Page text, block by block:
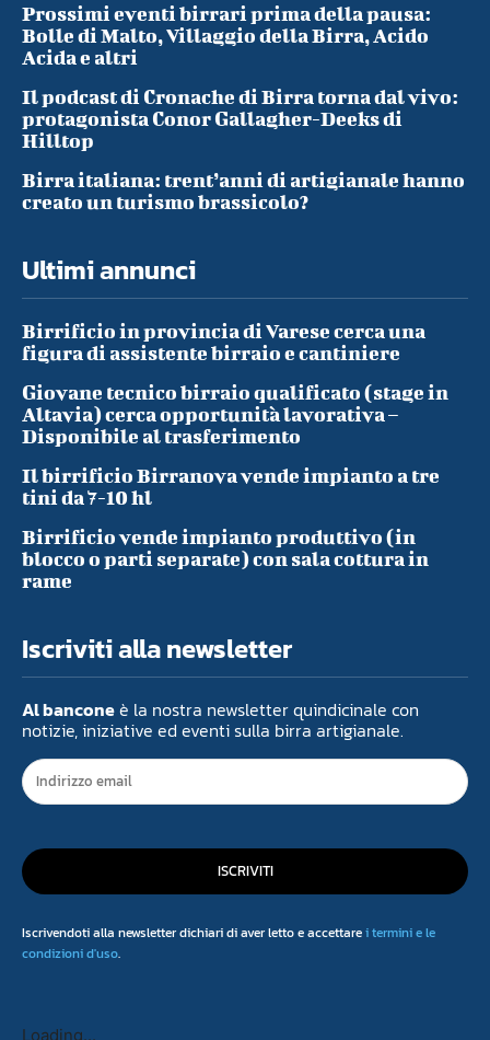
Prossimi eventi birrari prima della pausa:
Bolle di Malto, Villaggio della Birra, Acido
Acida e altri
Il podcast di Cronache di Birra torna dal vivo:
protagonista Conor Gallagher-Deeks di
Hilltop
Birra italiana: trent’anni di artigianale hanno
creato un turismo brassicolo?
Ultimi annunci
Birrificio in provincia di Varese cerca una
figura di assistente birraio e cantiniere
Giovane tecnico birraio qualificato (stage in
Altavia) cerca opportunità lavorativa –
Disponibile al trasferimento
Il birrificio Birranova vende impianto a tre
tini da 7-10 hl
Birrificio vende impianto produttivo (in
blocco o parti separate) con sala cottura in
rame
Iscriviti alla newsletter
Al banconeè la nostra newsletter quindicinale con
notizie, iniziative ed eventi sulla birra artigianale.
ISCRIVITI
Iscrivendoti alla newsletter dichiari di aver letto e accettarei termini e le
condizioni d'uso.
Loading...